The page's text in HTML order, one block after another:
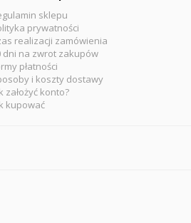
sklepu
prywatności
realizacji zamówienia
dni na zwrot zakupów
płatności
i koszty dostawy
założyć konto?
kupować